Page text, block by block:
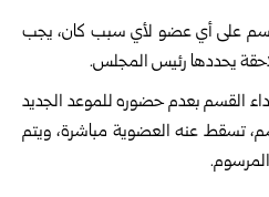
على أي عضو لأي سبب كان، يجب
يحددها رئيس المجلس.
القسم بعدم حضوره للموعد الجديد
تسقط عنه العضوية مباشرة، ويتم